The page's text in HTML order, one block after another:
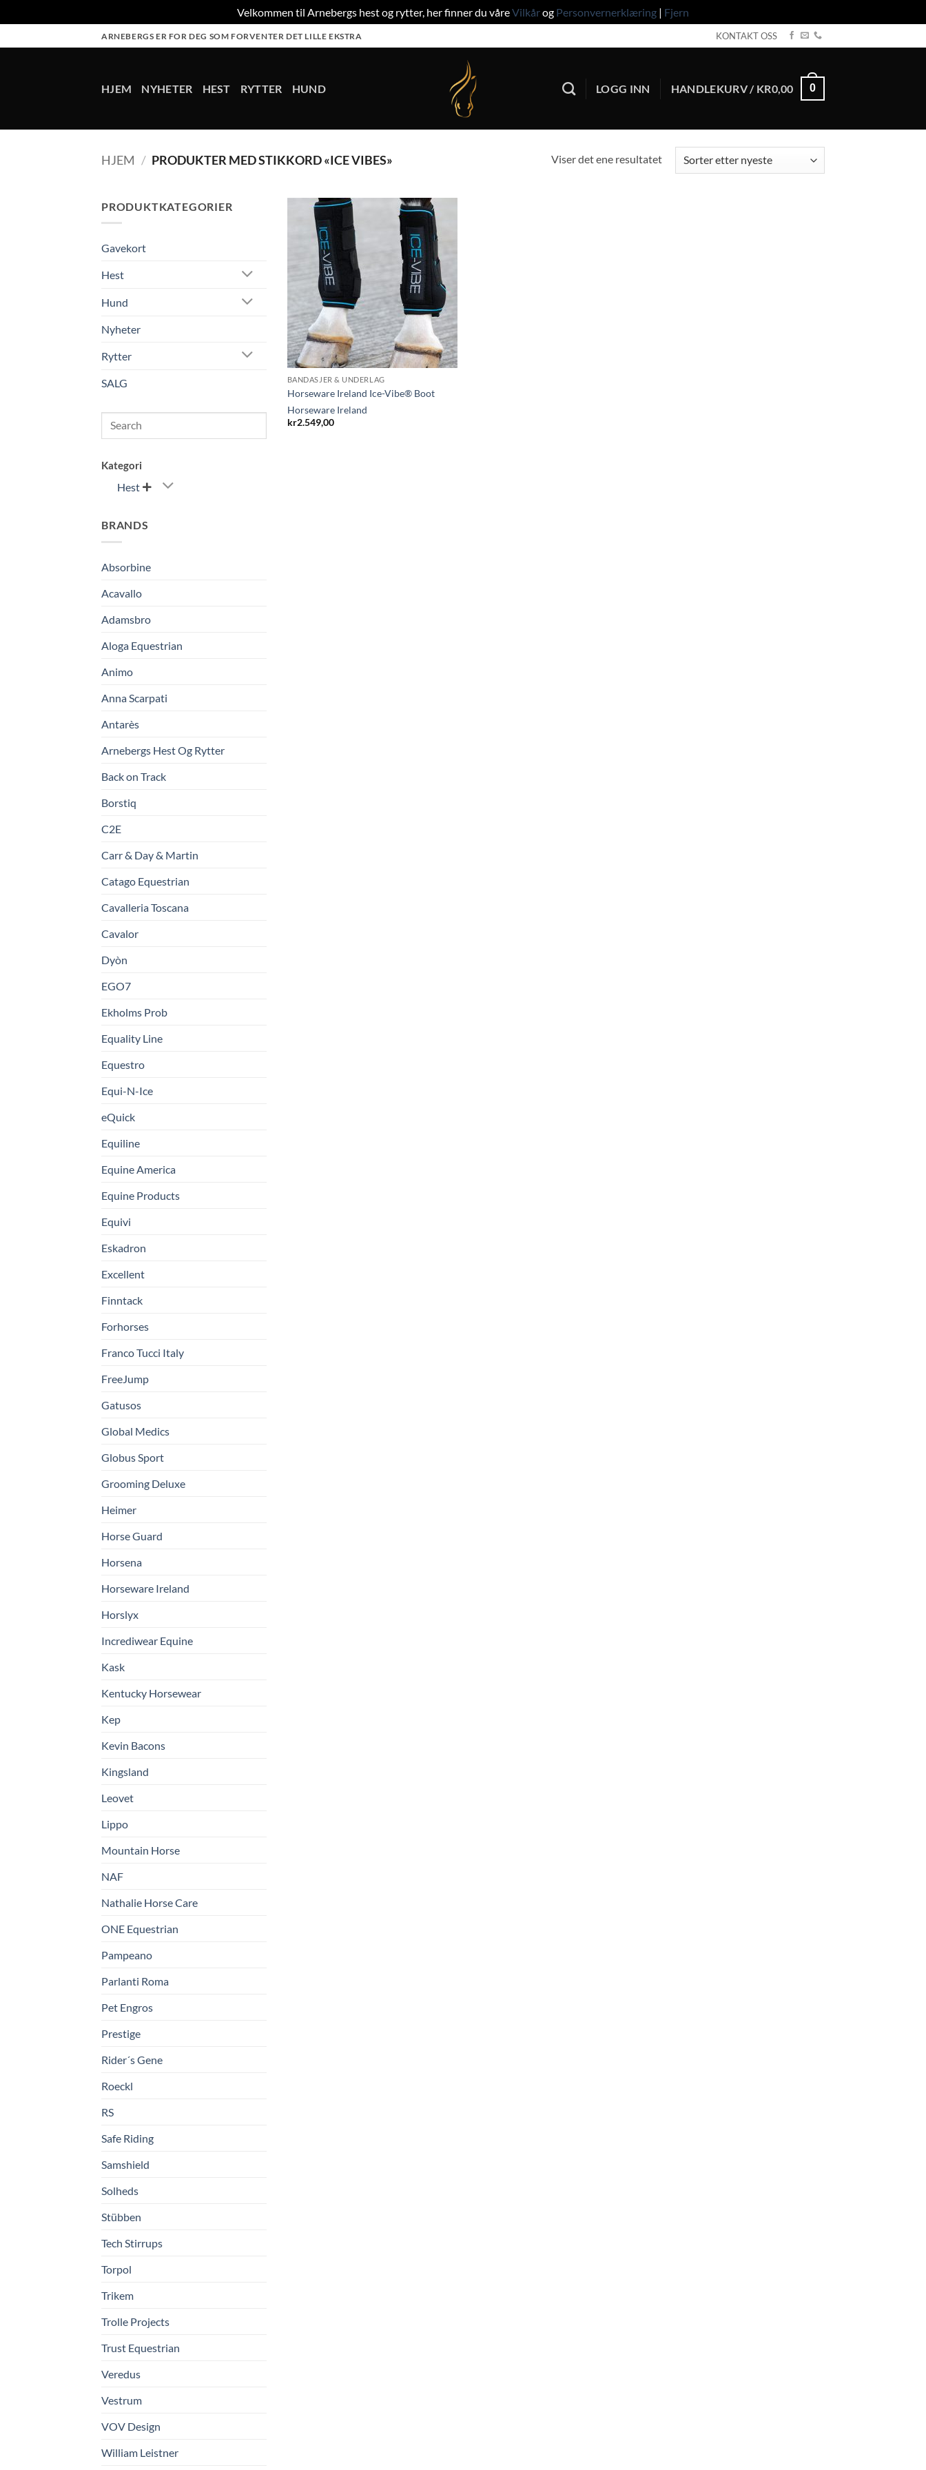
Velkommen til Arnebergs hest og rytter, her finner du våreVilkårog Personvernerklæring | Fjern
to
ARNEBERGS ER FOR DEG SOM FORVENTER DET LILLE EKSTRA KONTAKT OSS
HJEM NYHETER HEST RYTTER HUND LOGG INN HANDLEKURV / KR0,00 0
HJEM / PRODUKTER MED STIKKORD «ICE VIBES» Viser det ene resultatet
PRODUKTKATEGORIER
Gavekort
Hest
Hund
Nyheter
Rytter
SALG
Search
Kategori
Hest 
BRANDS
Absorbine
Acavallo
Adamsbro
Aloga Equestrian
Animo
Anna Scarpati
Antarès
Arnebergs Hest Og Rytter
Back on Track
Borstiq
C2E
Carr & Day & Martin
Catago Equestrian
Cavalleria Toscana
Cavalor
Dyòn
EGO7
Ekholms Prob
Equality Line
Equestro
Equi-N-Ice
eQuick
Equiline
Equine America
Equine Products
Equivi
Eskadron
Excellent
Finntack
Forhorses
Franco Tucci Italy
FreeJump
Gatusos
Global Medics
Globus Sport
Grooming Deluxe
Heimer
Horse Guard
Horsena
Horseware Ireland
Horslyx
Incrediwear Equine
Kask
Kentucky Horsewear
Kep
Kevin Bacons
Kingsland
Leovet
Lippo
Mountain Horse
NAF
Nathalie Horse Care
ONE Equestrian
Pampeano
Parlanti Roma
Pet Engros
Prestige
Rider´s Gene
Roeckl
RS
Safe Riding
Samshield
Solheds
Stübben
Tech Stirrups
Torpol
Trikem
Trolle Projects
Trust Equestrian
Veredus
Vestrum
VOV Design
William Leistner
BANDASJER & UNDERLAG
Horseware Ireland Ice-Vibe® Boot
Horseware Ireland
kr2.549,00